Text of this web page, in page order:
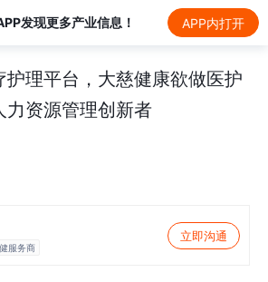
发现更多产业信息！ APP内打开
护理平台，大慈健康欲做医护
力资源管理创新者
服务商
立即沟通